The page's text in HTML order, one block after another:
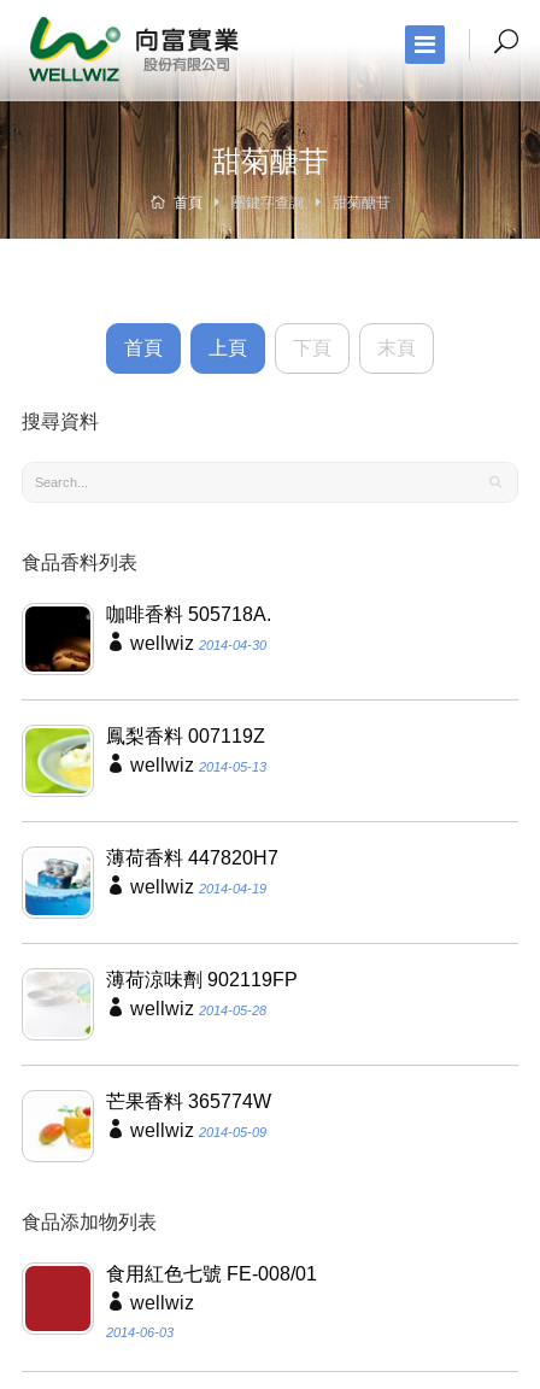
甜菊醣苷
首頁 關鍵字查詢 甜菊醣苷
首頁 上頁 下頁 末頁
搜尋資料
食品香料列表
咖啡香料 505718A.
wellwiz 2014-04-30
鳳梨香料 007119Z
wellwiz 2014-05-13
薄荷香料 447820H7
wellwiz 2014-04-19
薄荷涼味劑 902119FP
wellwiz 2014-05-28
芒果香料 365774W
wellwiz 2014-05-09
食品添加物列表
食用紅色七號 FE-008/01
wellwiz
2014-06-03